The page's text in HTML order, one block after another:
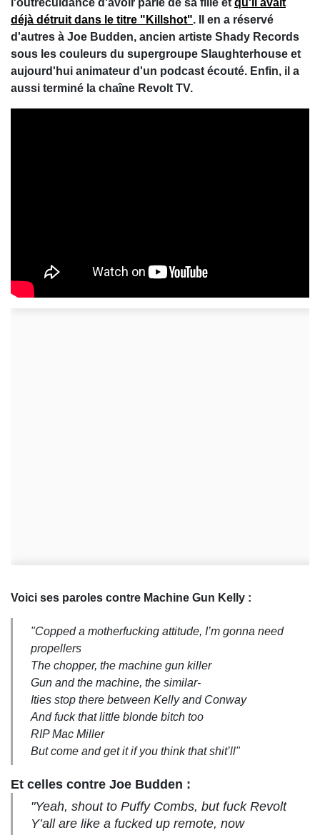
l'outrecuidance d'avoir parlé de sa fille et qu'il avait
déjà détruit dans le titre "Killshot". Il en a réservé
d'autres à Joe Budden, ancien artiste Shady Records
sous les couleurs du supergroupe Slaughterhouse et
aujourd'hui animateur d'un podcast écouté. Enfin, il a
aussi terminé la chaîne Revolt TV.
Voici ses paroles contre Machine Gun Kelly :
"Copped a motherfucking attitude, I’m gonna need
propellers
The chopper, the machine gun killer
Gun and the machine, the similar-
Ities stop there between Kelly and Conway
And fuck that little blonde bitch too
RIP Mac Miller
But come and get it if you think that shit’ll"
Et celles contre Joe Budden :
"Yeah, shout to Puffy Combs, but fuck Revolt
Y’all are like a fucked up remote, now